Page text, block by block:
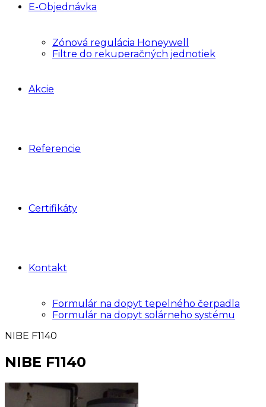
E-Objednávka
Zónová regulácia Honeywell
Filtre do rekuperačných jednotiek
Akcie
Referencie
Certifikáty
Kontakt
Formulár na dopyt tepelného čerpadla
Formulár na dopyt solárneho systému
NIBE F1140
NIBE F1140